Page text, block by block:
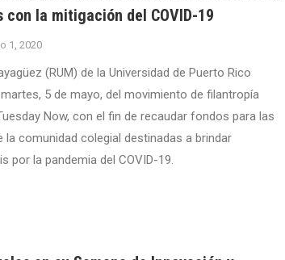
la mitigación del COVID-19
1, 2020
(RUM) de la Universidad de Puerto Rico
5 de mayo, del movimiento de filantropía
Now, con el fin de recaudar fondos para las
la comunidad colegial destinadas a brindar
por la pandemia del COVID-19.